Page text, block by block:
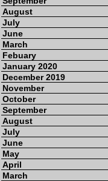
August
July
June
March
Febuary
January 2020
December 2019
November
October
September
August
July
June
May
April
March